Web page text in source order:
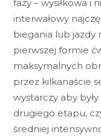
fazy – wysiłkowa i
interwałowy
biegania lub jazdy
pierwszej formie
maksymalnych
przez kilkanaście
wystarczy aby
drugiego etapu,
średniej